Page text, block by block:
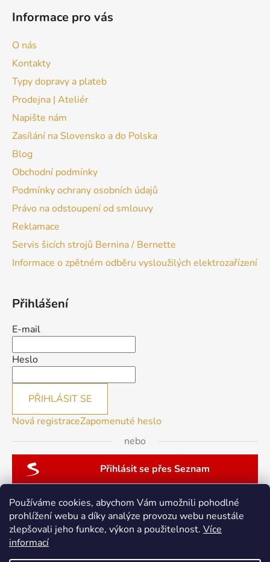
Používáme cookies, abychom Vám umožnili pohodlné
prohlížení webu a díky analýze provozu webu neustále
zlepšovali jeho funkce, výkon a použitelnost. Více
informací
Informace pro vás
O nás
Kontakty
Typy dopravy a plateb
Prodejna | Ateliér
Napište nám
Zasílání na Slovensko a do Polska
Blog
Obchodní podmínky
Podmínky ochrany osobních údajů
Právo na odstoupení od smlouvy
Reklamace
Servis šicích strojů Bernina / Bernette
Informace o zpětném odběru vysloužilých elektrozařízení
Přihlášení
E-mail
Heslo
PŘIHLÁSIT SE
Nová registraceZapomenuté heslo
nebo
Přihlásit se přes Seznam
patchwork-aja.cz